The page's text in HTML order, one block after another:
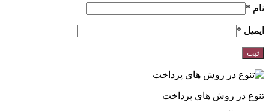
نام *
ایمیل *
تنوع در روش های پرداخت